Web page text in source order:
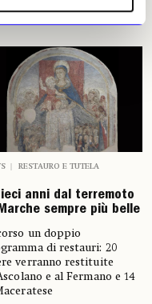
RESTAURO E TUTELA
anni dal terremoto
sempre più belle
un doppio
di restauri: 20
verranno restituite
e al Fermano e 14